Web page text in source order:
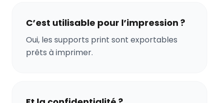
C’est utilisable pour l’impression ?
Oui, les supports print sont exportables
prêts à imprimer.